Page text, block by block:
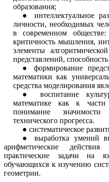
образования;
интеллектуальное
личности, необходимых
в современном
критичность мышления,
элементы
представлений,
формирование
математики как
средства моделирования
воспитание
математике как к части
понимание
технического прогресса.
систематическое
выработка умений
арифметические
практические задачи на
обучающихся к изучению
геометрии.